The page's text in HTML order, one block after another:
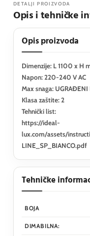
DETALJI PROIZVODA
Opis i tehničke
Opis proizvoda
Dimenzije: L 1100 x H
Napon: 220-240 V AC
Max snaga:
Klasa zaštite: 2
Tehnički list:
https://ideal-
lux.com/assets/
LINE_SP_BIANCO.pdf
Tehničke
BOJA
DIMABILNA: